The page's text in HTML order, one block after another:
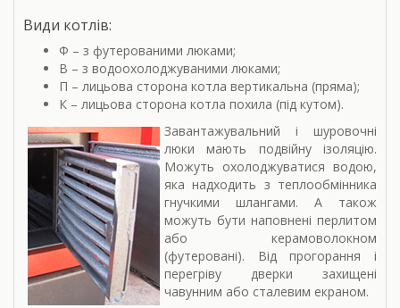
Види котлів:
Ф – з футерованими люками;
В – з водоохолоджуваними люками;
П – лицьова сторона котла вертикальна (пряма);
К – лицьова сторона котла похила (під кутом).
Завантажувальний і шуровочні
люки мають подвійну ізоляцію.
Можуть охолоджуватися водою,
яка надходить з теплообмінника
гнучкими шлангами. А також
можуть бути наповнені перлитом
або керамоволокном
(футеровані). Від прогорання і
перегріву дверки захищені
чавунним або сталевим екраном.